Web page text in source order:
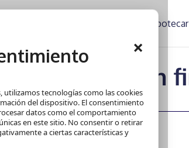
×
utilizamos tecnologías como las cookies
del dispositivo. El consentimiento
datos como el comportamiento
en este sitio. No consentir o retirar
a ciertas características y
Tasación
es la educación